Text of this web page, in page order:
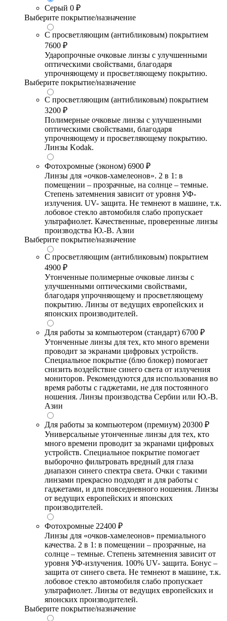
Серый 0 ₽
Выберите покрытие/назначение
С просветляющим (антибликовым) покрытием
7600 ₽
Ударопрочные очковые линзы с улучшенными
оптическими свойствами, благодаря
упрочняющему и просветляющему покрытию.
Выберите покрытие/назначение
С просветляющим (антибликовым) покрытием
3200 ₽
Полимерные очковые линзы с улучшенными
оптическими свойствами, благодаря
упрочняющему и просветляющему покрытию.
Линзы Kodak.
Фотохромные (эконом) 6900 ₽
Линзы для «очков-хамелеонов». 2 в 1: в
помещении – прозрачные, на солнце – темные.
Степень затемнения зависит от уровня УФ-
излучения. UV- защита. Не темнеют в машине, т.к.
лобовое стекло автомобиля слабо пропускает
ультрафиолет. Качественные, проверенные линзы
производства Ю.-В. Азии
Выберите покрытие/назначение
С просветляющим (антибликовым) покрытием
4900 ₽
Утонченные полимерные очковые линзы с
улучшенными оптическими свойствами,
благодаря упрочняющему и просветляющему
покрытию. Линзы от ведущих европейских и
японских производителей.
Для работы за компьютером (стандарт) 6700 ₽
Утонченные линзы для тех, кто много времени
проводит за экранами цифровых устройств.
Специальное покрытие (блю блокер) помогает
снизить воздействие синего света от излучения
мониторов. Рекомендуются для использования во
время работы с гаджетами, не для постоянного
ношения. Линзы производства Сербии или Ю.-В.
Азии
Для работы за компьютером (премиум) 20300 ₽
Универсальные утонченные линзы для тех, кто
много времени проводит за экранами цифровых
устройств. Специальное покрытие помогает
выборочно фильтровать вредный для глаза
диапазон синего спектра света. Очки с такими
линзами прекрасно подходят и для работы с
гаджетами, и для повседневного ношения. Линзы
от ведущих европейских и японских
производителей.
Фотохромные 22400 ₽
Линзы для «очков-хамелеонов» премиального
качества. 2 в 1: в помещении – прозрачные, на
солнце – темные. Степень затемнения зависит от
уровня УФ-излучения. 100% UV- защита. Бонус –
защита от синего света. Не темнеют в машине, т.к.
лобовое стекло автомобиля слабо пропускает
ультрафиолет. Линзы от ведущих европейских и
японских производителей.
Выберите покрытие/назначение